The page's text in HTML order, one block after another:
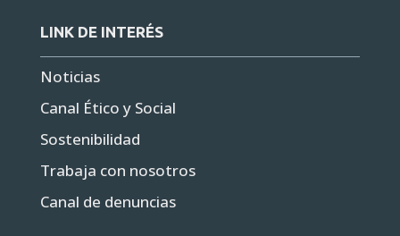
LINK DE INTERÉS
Noticias
Canal Ético y Social
Sostenibilidad
Trabaja con nosotros
Canal de denuncias